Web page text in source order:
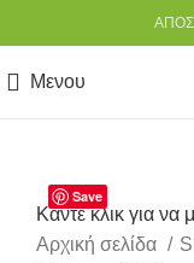
Μενου
Save
Κάντε κλικ για να
Αρχική σελίδα